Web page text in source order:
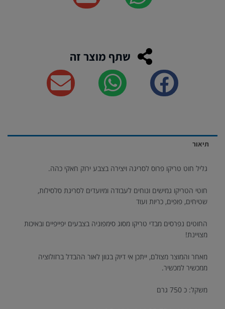
שתף מוצר זה
תיאור
גליל חוט טריקו פרוס לסריגה ויצירה בצבע ירוק חאקי כהה.
חוטי הטריקו גמישים ונוחים לעבודה ומיועדים לסריגת סלסילות,
שטיחים, פופים, כריות ועוד
החוטים נפרסים מבדי טריקו מסוג סימפוניה בצבעים יפייפיים ובאיכות
מצויינת!
מאחר והמוצר מצולם, ייתכן אי דיוק בגוון לאור ההבדל ברזולוציה
ממכשיר למכשיר.
משקל: כ 750 גרם